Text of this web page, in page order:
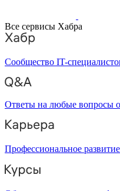
Все сервисы Хабра
Сообщество IT-
Ответы на любые вопросы
Профессиональное